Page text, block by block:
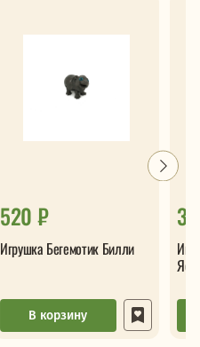
520 ₽
Игрушка Бегемотик Билли
В корзину
Яса